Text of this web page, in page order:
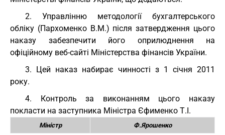
2. Управлінню методології бухгалтерського
обліку (Пархоменко В.М.) після затвердження цього
наказу забезпечити його оприлюднення на
офіційному веб-сайті Міністерства фінансів України.
3. Цей наказ набирає чинності з 1 січня 2011
року.
4. Контроль за виконанням цього наказу
покласти на заступника Міністра Єфименко Т.І.
Міністр Ф.Ярошенко